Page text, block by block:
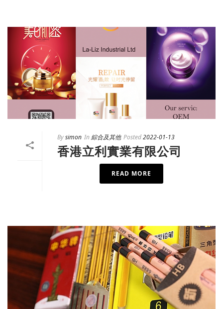
Bysimon In綜合及其他 Posted2022-01-13
香港立利實業有限公司
READ MORE